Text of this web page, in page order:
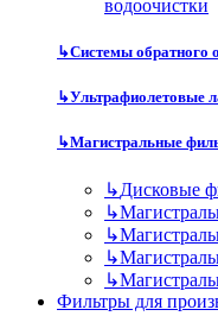
водоочистки
↳Системы обратного
↳Ультрафиолетовые
↳Магистральные
↳Дисковые
↳
↳
↳
↳
Фильтры для